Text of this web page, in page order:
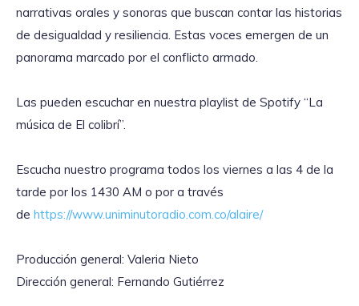
narrativas orales y sonoras que buscan contar las historias
de desigualdad y resiliencia. Estas voces emergen de un
panorama marcado por el conflicto armado.
Las pueden escuchar en nuestra playlist de Spotify “La
música de El colibrí”.
Escucha nuestro programa todos los viernes a las 4 de la
tarde por los 1430 AM o por a través
de https://www.uniminutoradio.com.co/alaire/
Producción general: Valeria Nieto
Dirección general: Fernando Gutiérrez